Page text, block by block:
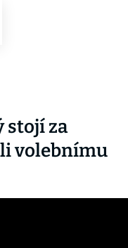
stojí za
volebnímu